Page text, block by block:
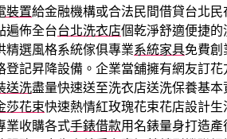
裝置給金融機構或合法民間借貸台北
遍佈全台台北洗衣店個乾淨舒適便捷
精選風格系統傢俱專業系統家具免費創
登記昇降設備。企業當舖擁有網友訂花
送洗盡量快速送至洗衣店送洗保養基
莎花束快速熱情紅玫瑰花束花店設計
業收購各式手錶借款用名錶量身打造